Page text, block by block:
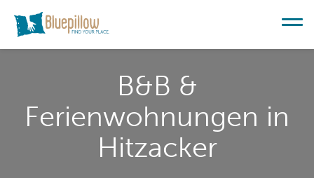
B&B &
Ferienwohnungen in
Hitzacker